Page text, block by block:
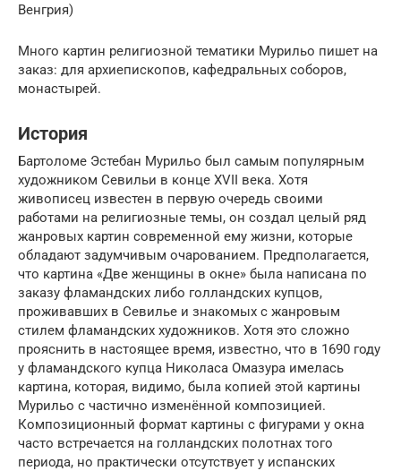
Венгрия)
Много картин религиозной тематики Мурильо пишет на
заказ: для архиепископов, кафедральных соборов,
монастырей.
История
Бартоломе Эстебан Мурильо был самым популярным
художником Севильи в конце XVII века. Хотя
живописец известен в первую очередь своими
работами на религиозные темы, он создал целый ряд
жанровых картин современной ему жизни, которые
обладают задумчивым очарованием. Предполагается,
что картина «Две женщины в окне» была написана по
заказу фламандских либо голландских купцов,
проживавших в Севилье и знакомых с жанровым
стилем фламандских художников. Хотя это сложно
прояснить в настоящее время, известно, что в 1690 году
у фламандского купца Николаса Омазура имелась
картина, которая, видимо, была копией этой картины
Мурильо с частично изменённой композицией.
Композиционный формат картины с фигурами у окна
часто встречается на голландских полотнах того
периода, но практически отсутствует у испанских